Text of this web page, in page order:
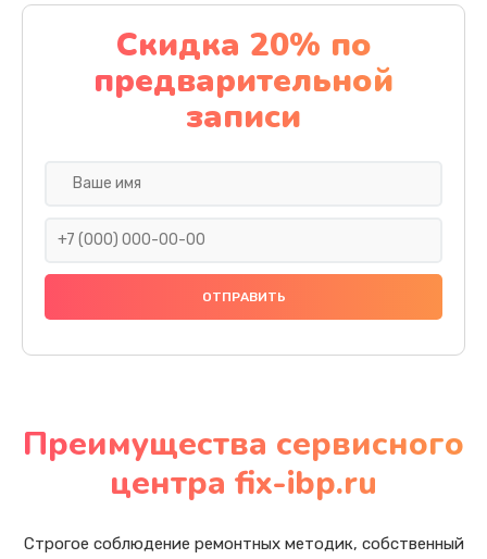
Скидка 20% по
предварительной
записи
Преимущества сервисного
центра fix-ibp.ru
Строгое соблюдение ремонтных методик, собственный